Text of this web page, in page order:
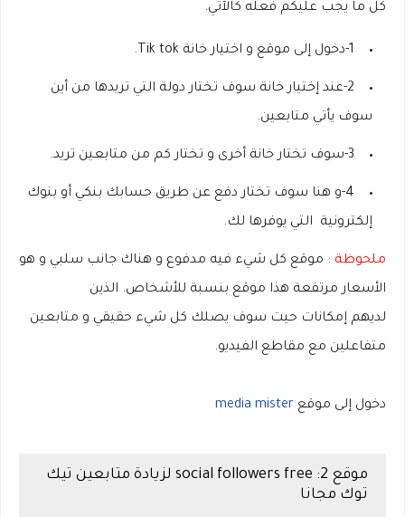
كل ما يجب عليكم فعله كالآتي.
1-دخول إلى موقع و اختيار خانة Tik tok.
2-عند إختيار خانة سوف تختار دولة التي تريدها من أين
سوف يأتي متابعين.
3-سوف تختار خانة أخرى و تختار كم من متابعين تريد.
4-و هنا سوف تختار دفع عن طريق حسابك بنكي أو بنوك
إلكترونية التي يوفرها لك.
ملحوظة : موقع كل شيء فيه مدفوع و هناك جانب سلبي و هو
الأسعار مرتفعة هذا موقع بنسبة للأشخاص. الذين
لديهم إمكانات حيت سوف يصلك كل شيء حقيقي و متابعين
متفاعلين مع مقاطع الفيديو.
دخول إلى موقع media mister
موقع 2: social followers free لزيادة متابعين تيك
توك مجانا